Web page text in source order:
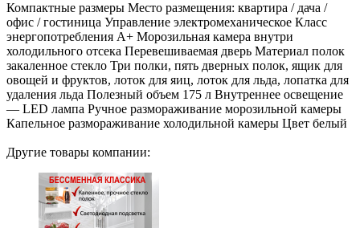
Компактные размеры Место размещения: квартира / дача /
офис / гостиница Управление электромеханическое Класс
энергопотребления А+ Морозильная камера внутри
холодильного отсека Перевешиваемая дверь Материал полок
закаленное стекло Три полки, пять дверных полок, ящик для
овощей и фруктов, лоток для яиц, лоток для льда, лопатка для
удаления льда Полезный объем 175 л Внутреннее освещение
— LED лампа Ручное размораживание морозильной камеры
Капельное размораживание холодильной камеры Цвет белый
Другие товары компании: